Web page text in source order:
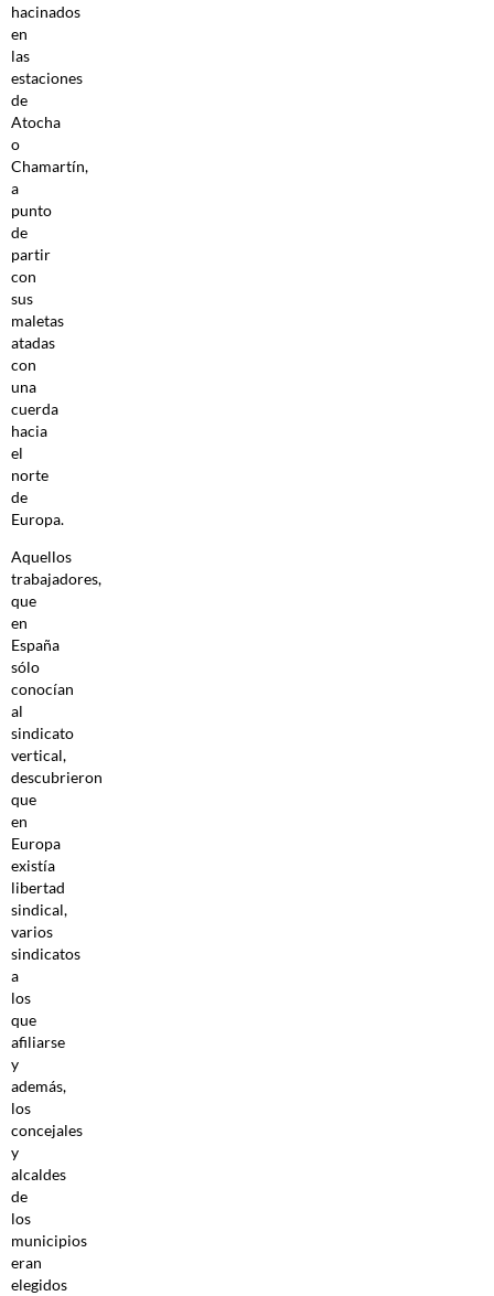
hacinados
en
las
estaciones
de
Atocha
o
Chamartín,
a
punto
de
partir
con
sus
maletas
atadas
con
una
cuerda
hacia
el
norte
de
Europa.
Aquellos
trabajadores,
que
en
España
sólo
conocían
al
sindicato
vertical,
descubrieron
que
en
Europa
existía
libertad
sindical,
varios
sindicatos
a
los
que
afiliarse
y
además,
los
concejales
y
alcaldes
de
los
municipios
eran
elegidos